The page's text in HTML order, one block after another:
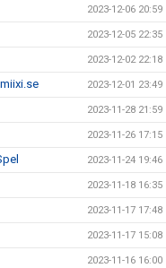
2023-12-06 20:59
2023-12-05 22:35
2023-12-02 22:18
2023-12-01 23:49
2023-11-28 21:59
2023-11-26 17:15
2023-11-24 19:46
2023-11-18 16:35
2023-11-17 17:48
2023-11-17 15:08
2023-11-16 16:00